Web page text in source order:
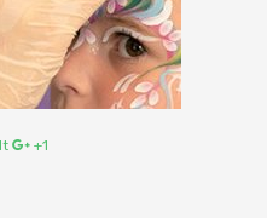
+1